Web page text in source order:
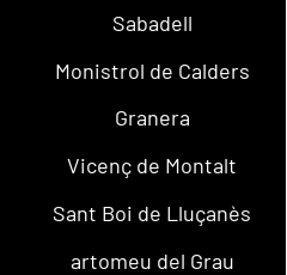
Sabadell
Monistrol de Calders
Granera
Vicenç de Montalt
Sant Boi de Lluçanès
artomeu del Grau